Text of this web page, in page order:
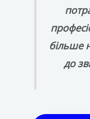
більше
до